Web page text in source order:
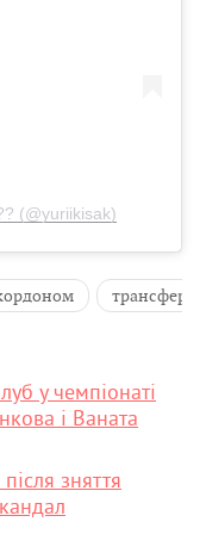
(@yuriikisak)
трансфер
у чемпіонаті
і Ваната
зняття